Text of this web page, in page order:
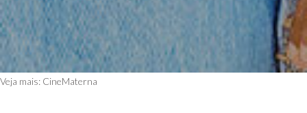
Veja mais: CineMaterna